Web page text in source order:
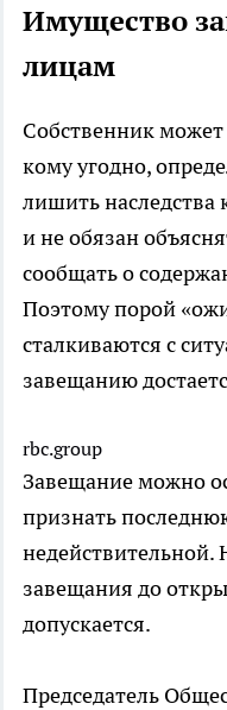
Имущество
лицам
Собственник
кому угодно,
лишить наследства
и не обязан
сообщать о
Поэтому порой
сталкиваются с
завещанию
rbc.group
Завещание можно
признать
недействительной.
завещания до
допускается.
Председатель